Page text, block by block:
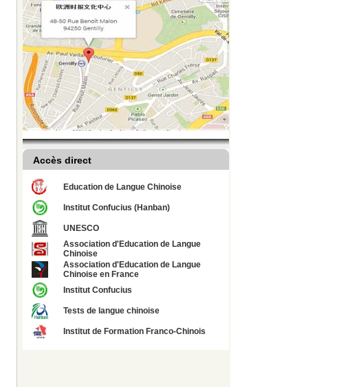
Accès direct
Education de Langue Chinoise
Institut Confucius (Hanban)
UNESCO
Association d'Education de Langue
Chinoise
Association d'Education de Langue
Chinoise en France
Institut Confucius
Tests de langue chinoise
Institut de Formation Franco-Chinois